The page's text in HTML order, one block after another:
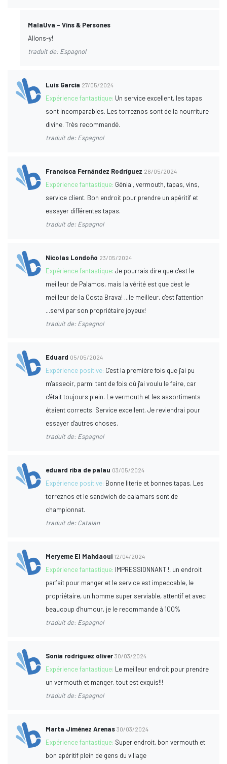
MalaUva - Vins & Persones
Allons-y!
traduit de: Espagnol
Luis García 27/05/2024
Expérience fantastique: Un service excellent, les tapas
sont incomparables. Les torreznos sont de la nourriture
divine. Très recommandé.
traduit de: Espagnol
Francisca Fernández Rodríguez 26/05/2024
Expérience fantastique: Génial, vermouth, tapas, vins,
service client. Bon endroit pour prendre un apéritif et
essayer différentes tapas.
traduit de: Espagnol
Nicolas Londoño 23/05/2024
Expérience fantastique:Je pourrais dire que c'est le
meilleur de Palamos, mais la vérité est que c'est le
meilleur de la Costa Brava! ...le meilleur, c'est l'attention
...servi par son propriétaire joyeux!
traduit de: Espagnol
Eduard 05/05/2024
Expérience positive: C'est la première fois que j'ai pu
m'asseoir, parmi tant de fois où j'ai voulu le faire, car
c'était toujours plein. Le vermouth et les assortiments
étaient corrects. Service excellent. Je reviendrai pour
essayer d'autres choses.
traduit de: Espagnol
eduard riba de palau 03/05/2024
Expérience positive: Bonne literie et bonnes tapas. Les
torreznos et le sandwich de calamars sont de
championnat.
traduit de: Catalan
Meryeme El Mahdaoui 12/04/2024
Expérience fantastique: IMPRESSIONNANT !, un endroit
parfait pour manger et le service est impeccable, le
propriétaire, un homme super serviable, attentif et avec
beaucoup d'humour, je le recommande à 100%
traduit de: Espagnol
Sonia rodriguez oliver 30/03/2024
Expérience fantastique: Le meilleur endroit pour prendre
un vermouth et manger, tout est exquis!!!
traduit de: Espagnol
Marta Jiménez Arenas 30/03/2024
Expérience fantastique: Super endroit, bon vermouth et
bon apéritif plein de gens du village